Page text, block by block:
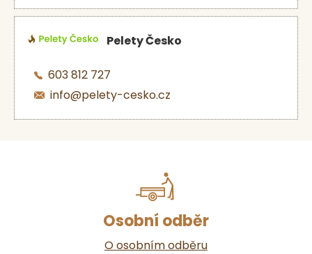
Pelety Česko
603 812 727
info@pelety-cesko.cz
Osobní odběr
O osobním odběru